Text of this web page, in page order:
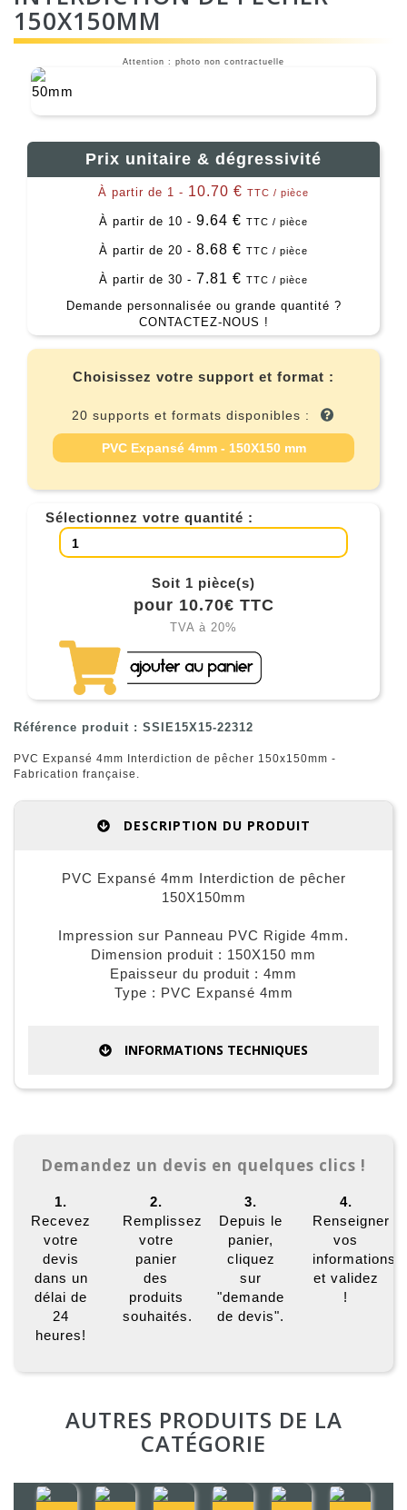
150X150MM
Attention : photo non contractuelle
Prix unitaire & dégressivité
À partir de 1 - 10.70 € TTC / pièce
À partir de 10 - 9.64 € TTC / pièce
À partir de 20 - 8.68 € TTC / pièce
À partir de 30 - 7.81 € TTC / pièce
Demande personnalisée ou grande quantité ?
CONTACTEZ-NOUS !
Choisissez votre support et format :
20 supports et formats disponibles :
PVC Expansé 4mm - 150X150 mm
Sélectionnez votre quantité :
Soit 1 pièce(s)
pour 10.70€ TTC
TVA à 20%
Référence produit : SSIE15X15-22312
PVC Expansé 4mm Interdiction de pêcher 150x150mm -
Fabrication française.
DESCRIPTION DU PRODUIT
PVC Expansé 4mm Interdiction de pêcher
150X150mm
Impression sur Panneau PVC Rigide 4mm.
Dimension produit : 150X150 mm
Epaisseur du produit : 4mm
Type : PVC Expansé 4mm
INFORMATIONS TECHNIQUES
Demandez un devis en quelques clics !
1.
Recevez
votre
devis
dans un
délai de
24
heures!
2.
Remplissez
votre
panier
des
produits
souhaités.
3.
Depuis le
panier,
cliquez
sur
"demande
de devis".
4.
Renseigner
vos
informations
et validez
!
AUTRES PRODUITS DE LA
CATÉGORIE